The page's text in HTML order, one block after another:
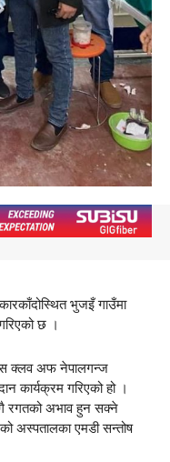
भुजइँ गाउँमा
छ ।
क्लव अफ नेपालगन्ज
कार्यक्रम गरिएको हो ।
रगतको अभाव हुन सक्ने
अस्पतालका एमडी सन्तोष